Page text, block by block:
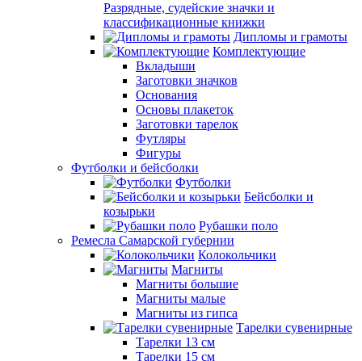
Разрядные, судейские значки и
классификационные книжки
Дипломы и грамоты
Комплектующие
Вкладыши
Заготовки значков
Основания
Основы плакеток
Заготовки тарелок
Футляры
Фигуры
Футболки и бейсболки
Футболки
Бейсболки и
козырьки
Рубашки поло
Ремесла Самарской губернии
Колокольчики
Магниты
Магниты большие
Магниты малые
Магниты из гипса
Тарелки сувенирные
Тарелки 13 см
Тарелки 15 см